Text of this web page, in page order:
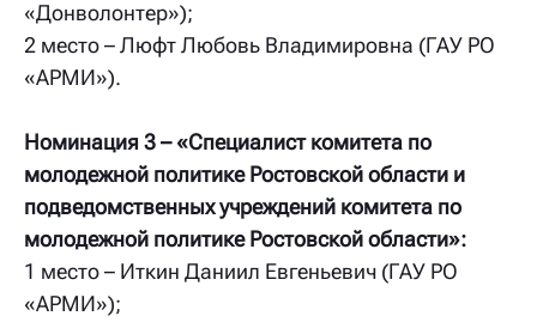
«Донволонтер»);
2 место – Люфт Любовь Владимировна (ГАУ РО
«АРМИ»).
Номинация 3 – «Специалист комитета по
молодежной политике Ростовской области и
подведомственных учреждений комитета по
молодежной политике Ростовской области»:
1 место – Иткин Даниил Евгеньевич (ГАУ РО
«АРМИ»);